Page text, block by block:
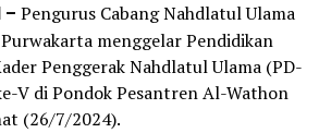
– Pengurus Cabang Nahdlatul Ulama
menggelar Pendidikan
Penggerak Nahdlatul Ulama (PD-
V di Pondok Pesantren Al-Wathon
(26/7/2024).